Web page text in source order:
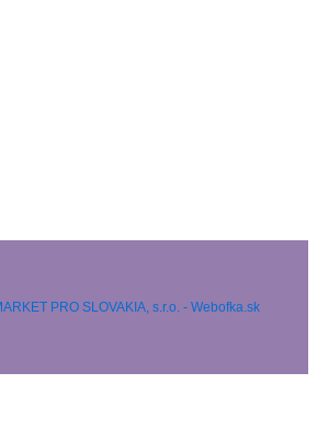
PRO SLOVAKIA, s.r.o. - Webofka.sk